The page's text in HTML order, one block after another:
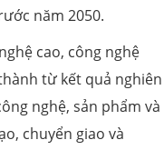
năm 2050.
cao, công nghệ
từ kết quả nghiên
nghệ, sản phẩm và
chuyển giao và